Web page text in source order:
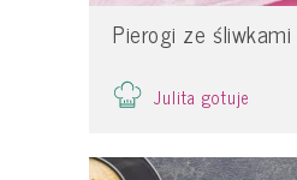
Pierogi ze śliwkami
Julita gotuje